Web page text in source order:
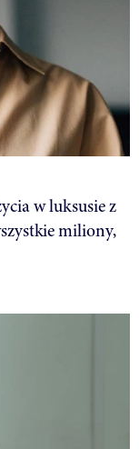
w luksusie z
miliony,